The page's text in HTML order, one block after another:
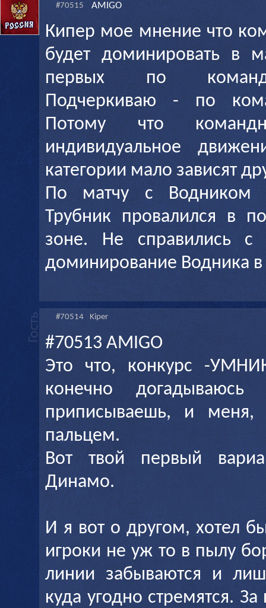
#70515 AMIGO
Кипер мое мнение что
будет доминировать в
первых по
Подчеркиваю - по
Потому что
индивидуальное
категории мало зависят
По матчу с Водником
Трубник провалился в
зоне. Не справились с
доминирование Водника в
#70514 Kiper
#70513 AMIGO
Это что, конкурс -
конечно
приписываешь, и меня,
пальцем.
Вот твой первый
Динамо.
И я вот о другом, хотел
игроки не уж то в пылу
линии забываются и
куда угодно стремятся.